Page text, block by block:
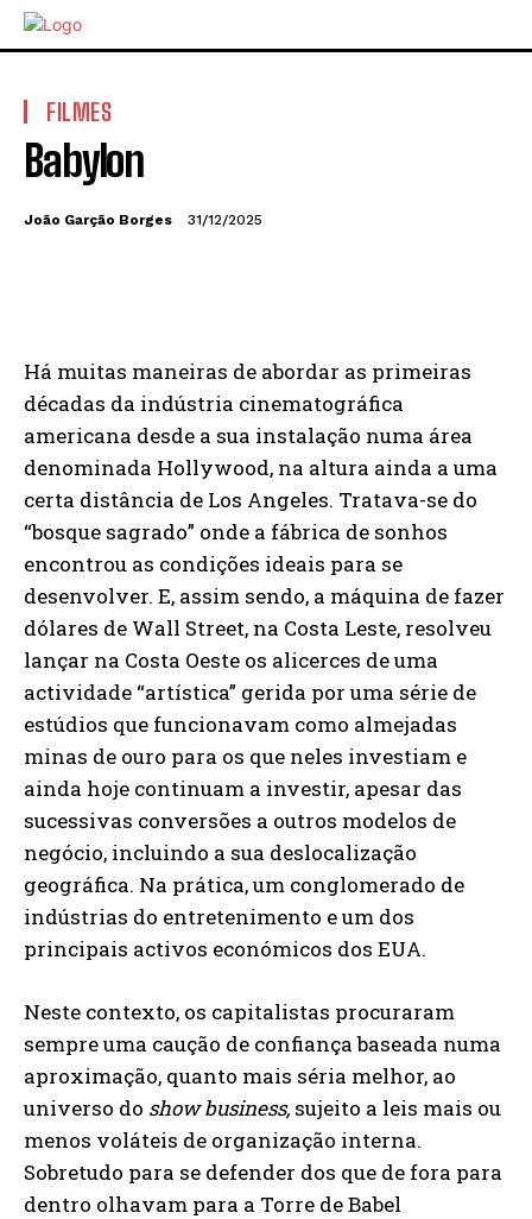
FILMES
Babylon
João Garção Borges 31/12/2025
Há muitas maneiras de abordar as primeiras
décadas da indústria cinematográfica
americana desde a sua instalação numa área
denominada Hollywood, na altura ainda a uma
certa distância de Los Angeles. Tratava-se do
“bosque sagrado” onde a fábrica de sonhos
encontrou as condições ideais para se
desenvolver. E, assim sendo, a máquina de fazer
dólares de Wall Street, na Costa Leste, resolveu
lançar na Costa Oeste os alicerces de uma
actividade “artística” gerida por uma série de
estúdios que funcionavam como almejadas
minas de ouro para os que neles investiam e
ainda hoje continuam a investir, apesar das
sucessivas conversões a outros modelos de
negócio, incluindo a sua deslocalização
geográfica. Na prática, um conglomerado de
indústrias do entretenimento e um dos
principais activos económicos dos EUA.
Neste contexto, os capitalistas procuraram
sempre uma caução de confiança baseada numa
aproximação, quanto mais séria melhor, ao
universo do show business, sujeito a leis mais ou
menos voláteis de organização interna.
Sobretudo para se defender dos que de fora para
dentro olhavam para a Torre de Babel